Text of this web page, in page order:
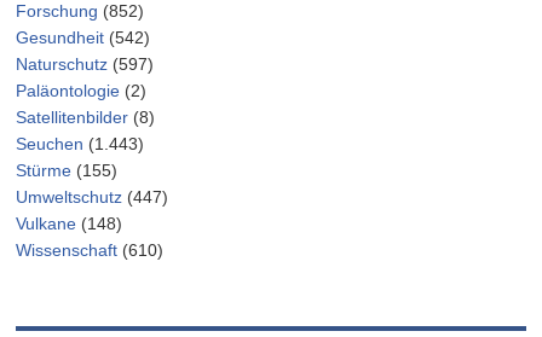
Forschung (852)
Gesundheit (542)
Naturschutz (597)
Paläontologie (2)
Satellitenbilder (8)
Seuchen (1.443)
Stürme (155)
Umweltschutz (447)
Vulkane (148)
Wissenschaft (610)